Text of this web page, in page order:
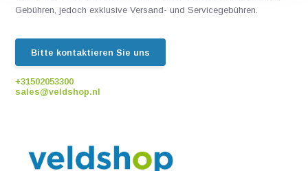
Gebühren, jedoch exklusive Versand- und Servicegebühren.
Bitte kontaktieren Sie uns
+31502053300
sales@veldshop.nl